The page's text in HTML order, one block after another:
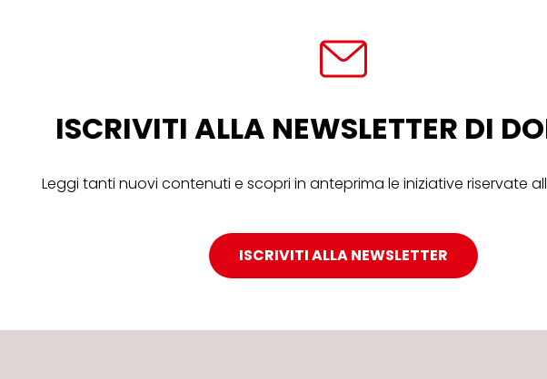
ISCRIVITI ALLA NEWSLETTER DI
Leggi tanti nuovi contenuti e scopri in anteprima le iniziative riservate
ISCRIVITI ALLA NEWSLETTER